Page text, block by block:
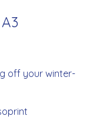
off your winter-